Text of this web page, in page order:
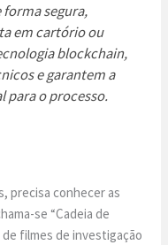
segura,
em cartório ou
blockchain,
e garantem a
para o processo.
precisa conhecer as
se “Cadeia de
filmes de investigação